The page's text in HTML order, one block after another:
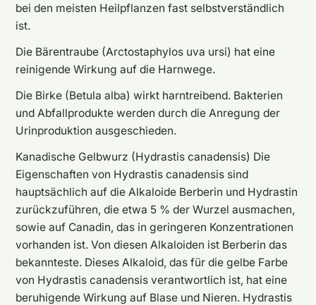
bei den meisten Heilpflanzen fast selbstverständlich
ist.
Die Bärentraube (Arctostaphylos uva ursi) hat eine
reinigende Wirkung auf die Harnwege.
Die Birke (Betula alba) wirkt harntreibend. Bakterien
und Abfallprodukte werden durch die Anregung der
Urinproduktion ausgeschieden.
Kanadische Gelbwurz (Hydrastis canadensis) Die
Eigenschaften von Hydrastis canadensis sind
hauptsächlich auf die Alkaloide Berberin und Hydrastin
zurückzuführen, die etwa 5 % der Wurzel ausmachen,
sowie auf Canadin, das in geringeren Konzentrationen
vorhanden ist. Von diesen Alkaloiden ist Berberin das
bekannteste. Dieses Alkaloid, das für die gelbe Farbe
von Hydrastis canadensis verantwortlich ist, hat eine
beruhigende Wirkung auf Blase und Nieren. Hydrastis